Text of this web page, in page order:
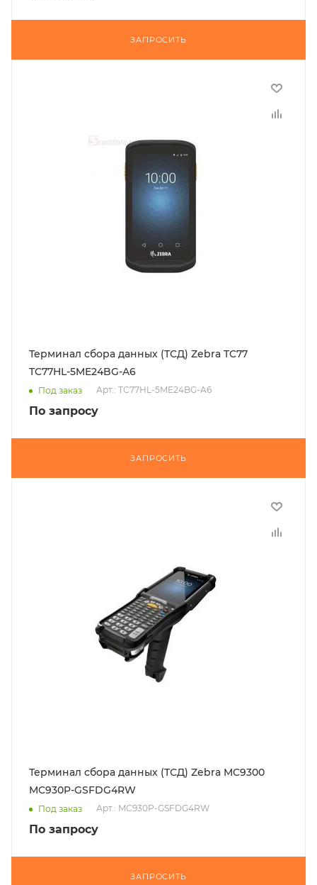
ЗАПРОСИТЬ
Терминал сбора данных (ТСД) Zebra TC77
TC77HL-5ME24BG-A6
Под заказ Арт.: TC77HL-5ME24BG-A6
По запросу
ЗАПРОСИТЬ
Терминал сбора данных (ТСД) Zebra MC9300
MC930P-GSFDG4RW
Под заказ Арт.: MC930P-GSFDG4RW
По запросу
ЗАПРОСИТЬ